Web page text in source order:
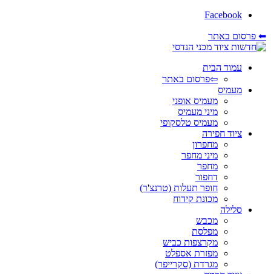
Facebook
⬅ פרסום באתר
עמוד הבית
⇦פרסום באתר
מעמיס
מעמיס אופני
מיני מעמיס
מעמיס טלסקופי
ציוד חפירה
מחפרון
מיני מחפר
מחפר
דחפור
חופר תעלות (טרנצ'ר)
מכונת קידוח
סלילה
מכבש
מפלסת
מקרצפות כביש
מפזרת אספלט
מגרדת (סקרייפר)